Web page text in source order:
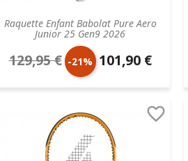
Raquette Enfant Babolat Pure Aero
Junior 25 Gen9 2026
Prix
de
129,95 € -21% Prix
unitaire
101,90 €
